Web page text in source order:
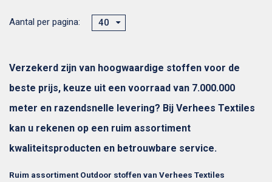
Aantal per pagina: 40
Verzekerd zijn van hoogwaardige stoffen voor de
beste prijs, keuze uit een voorraad van 7.000.000
meter en razendsnelle levering? Bij Verhees Textiles
kan u rekenen op een ruim assortiment
kwaliteitsproducten en betrouwbare service.
Ruim assortiment Outdoor stoffen van Verhees Textiles